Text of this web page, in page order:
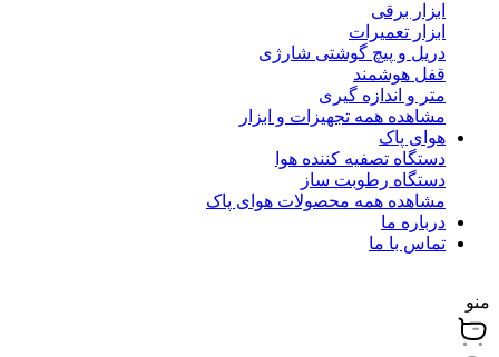
ابزار برقی
ابزار تعمیرات
دریل و پیچ گوشتی شارژی
قفل هوشمند
متر و اندازه گیری
مشاهده همه تجهیزات و ابزار
هوای پاک
دستگاه تصفیه کننده هوا
دستگاه رطوبت ساز
مشاهده همه محصولات هوای پاک
درباره ما
تماس با ما
منو